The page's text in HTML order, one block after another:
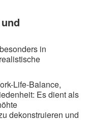
in
Life-Balance,
Es dient als
dekonstruieren und